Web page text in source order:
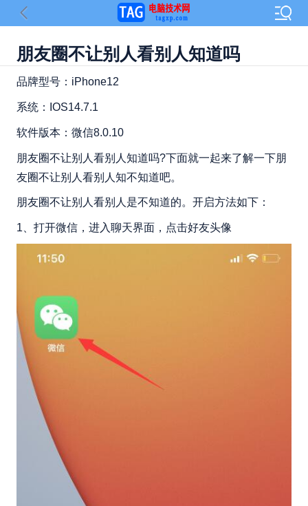
朋友圈不让别人看别人知道吗
品牌型号：iPhone12
系统：IOS14.7.1
软件版本：微信8.0.10
朋友圈不让别人看别人知道吗?下面就一起来了解一下朋
友圈不让别人看别人知不知道吧。
朋友圈不让别人看别人是不知道的。开启方法如下：
1、打开微信，进入聊天界面，点击好友头像